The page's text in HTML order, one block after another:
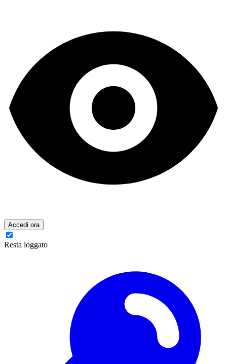
Accedi ora
Resta loggato